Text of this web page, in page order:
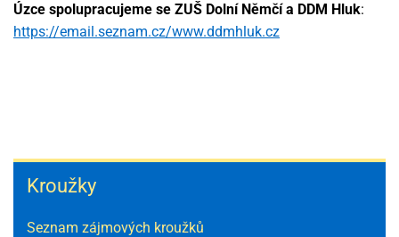
Kroužky
Kroužky
Seznam zájmových kroužků
Úzce spolupracujeme se ZUŠ Dolní Němčí a DDM Hluk:
https://email.seznam.cz/www.ddmhluk.cz